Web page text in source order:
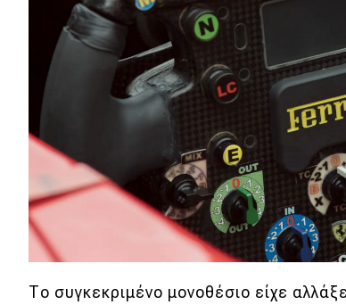
WRC
Motorsport
Νέα
Τεχνολογία
Σταθμοί φόρτισης
Το συγκεκριμένο μονοθέσιο είχε